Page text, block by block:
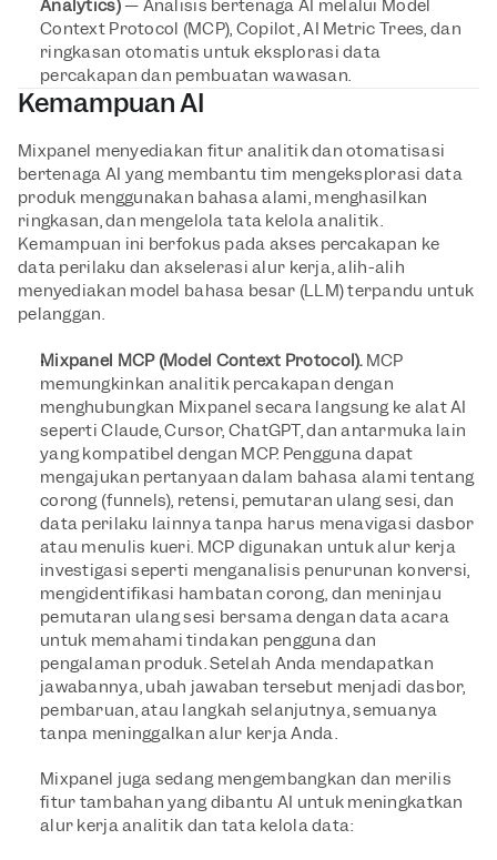
Analytics) — Analisis bertenaga AI melalui Model
Context Protocol (MCP), Copilot, AI Metric Trees, dan
ringkasan otomatis untuk eksplorasi data
percakapan dan pembuatan wawasan.
Kemampuan AI
Mixpanel menyediakan fitur analitik dan otomatisasi
bertenaga AI yang membantu tim mengeksplorasi data
produk menggunakan bahasa alami, menghasilkan
ringkasan, dan mengelola tata kelola analitik.
Kemampuan ini berfokus pada akses percakapan ke
data perilaku dan akselerasi alur kerja, alih-alih
menyediakan model bahasa besar (LLM) terpandu untuk
pelanggan.
Mixpanel MCP (Model Context Protocol). MCP
memungkinkan analitik percakapan dengan
menghubungkan Mixpanel secara langsung ke alat AI
seperti Claude, Cursor, ChatGPT, dan antarmuka lain
yang kompatibel dengan MCP. Pengguna dapat
mengajukan pertanyaan dalam bahasa alami tentang
corong (funnels), retensi, pemutaran ulang sesi, dan
data perilaku lainnya tanpa harus menavigasi dasbor
atau menulis kueri. MCP digunakan untuk alur kerja
investigasi seperti menganalisis penurunan konversi,
mengidentifikasi hambatan corong, dan meninjau
pemutaran ulang sesi bersama dengan data acara
untuk memahami tindakan pengguna dan
pengalaman produk. Setelah Anda mendapatkan
jawabannya, ubah jawaban tersebut menjadi dasbor,
pembaruan, atau langkah selanjutnya, semuanya
tanpa meninggalkan alur kerja Anda.
Mixpanel juga sedang mengembangkan dan merilis
fitur tambahan yang dibantu AI untuk meningkatkan
alur kerja analitik dan tata kelola data: